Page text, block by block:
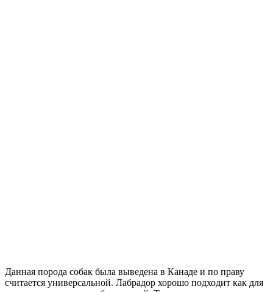
Данная порода собак была выведена в Канаде и по праву
считается универсальной. Лабрадор хорошо подходит как для